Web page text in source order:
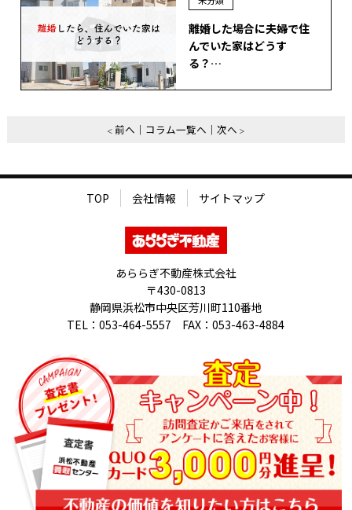
離婚した場合に夫婦で住
んでいた家はどうす
る？…
前へ コラム一覧へ 次へ
TOP 会社情報 サイトマップ
あららぎ不動産株式会社
〒430-0813
静岡県浜松市中央区芳川町110番地
TEL：053-464-5557 FAX：053-463-4884